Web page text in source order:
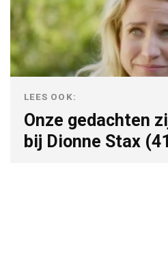
LEES OOK:
Onze gedachten
bij Dionne Stax